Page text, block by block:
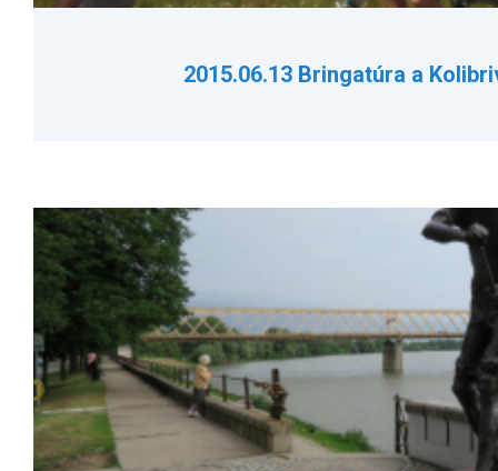
2015.06.13 Bringatúra a